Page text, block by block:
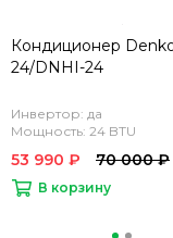
Кондиционер
24/DNHI-24
Инвертор: да
Мощность: 24 BTU
53 990 ₽ 70 000 ₽
В корзину